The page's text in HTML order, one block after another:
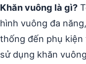
Khăn vuông là gì?
hình vuông đa
thống đến phụ kiện
sử dụng khăn